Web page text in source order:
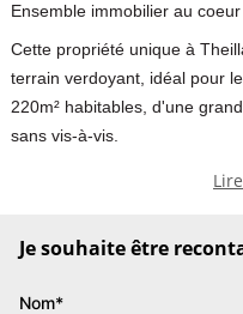
Ensemble immobilier au
Cette propriété unique à
terrain verdoyant, idéal pour
220m² habitables, d'une
sans vis-à-vis.
paisible et verdoyant sans
Je souhaite être
Nom*